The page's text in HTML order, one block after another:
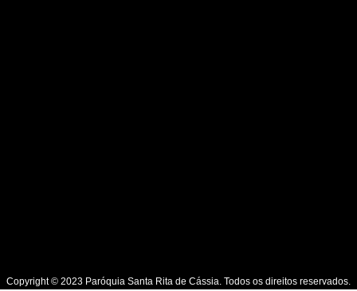
Copyright © 2023 Paróquia Santa Rita de Cássia. Todos os direitos reservados.